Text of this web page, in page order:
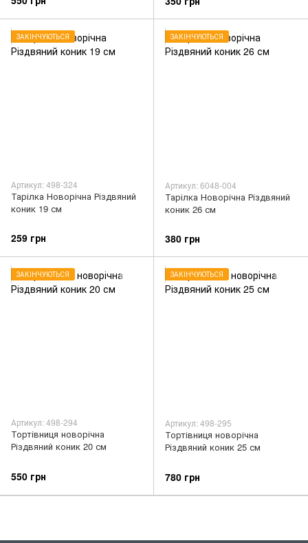
ЗАКІНЧУЮТЬСЯ
Артикул: 498-324
Тарілка Новорічна Різдвяний
коник 19 см
259 грн
ЗАКІНЧУЮТЬСЯ
Артикул: 6048-004
Тарілка Новорічна Різдвяний
коник 26 см
380 грн
ЗАКІНЧУЮТЬСЯ
Артикул: 498-294
Тортівниця новорічна
Різдвяний коник 20 см
550 грн
ЗАКІНЧУЮТЬСЯ
Артикул: 498-295
Тортівниця новорічна
Різдвяний коник 25 см
780 грн